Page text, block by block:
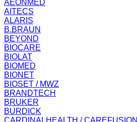
AEONMED
AITECS
ALARIS
B.BRAUN
BEYOND
BIOCARE
BIOLAT
BIOMED
BIONET
BIOSET / MWZ
BRANDTECH
BRUKER
BURDICK
CARDINALHEALTH / CAREFUSION